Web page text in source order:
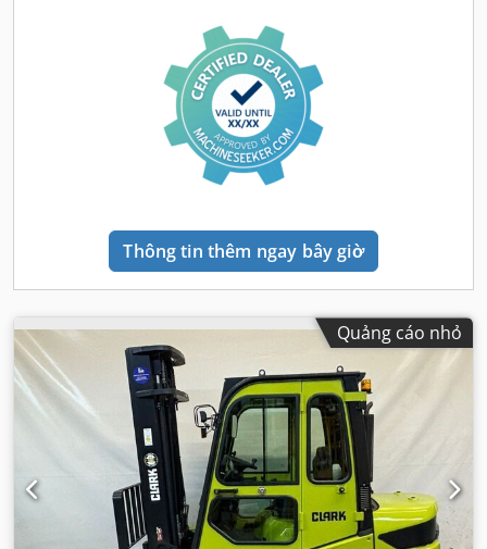
Thông tin thêm ngay bây giờ
Quảng cáo nhỏ